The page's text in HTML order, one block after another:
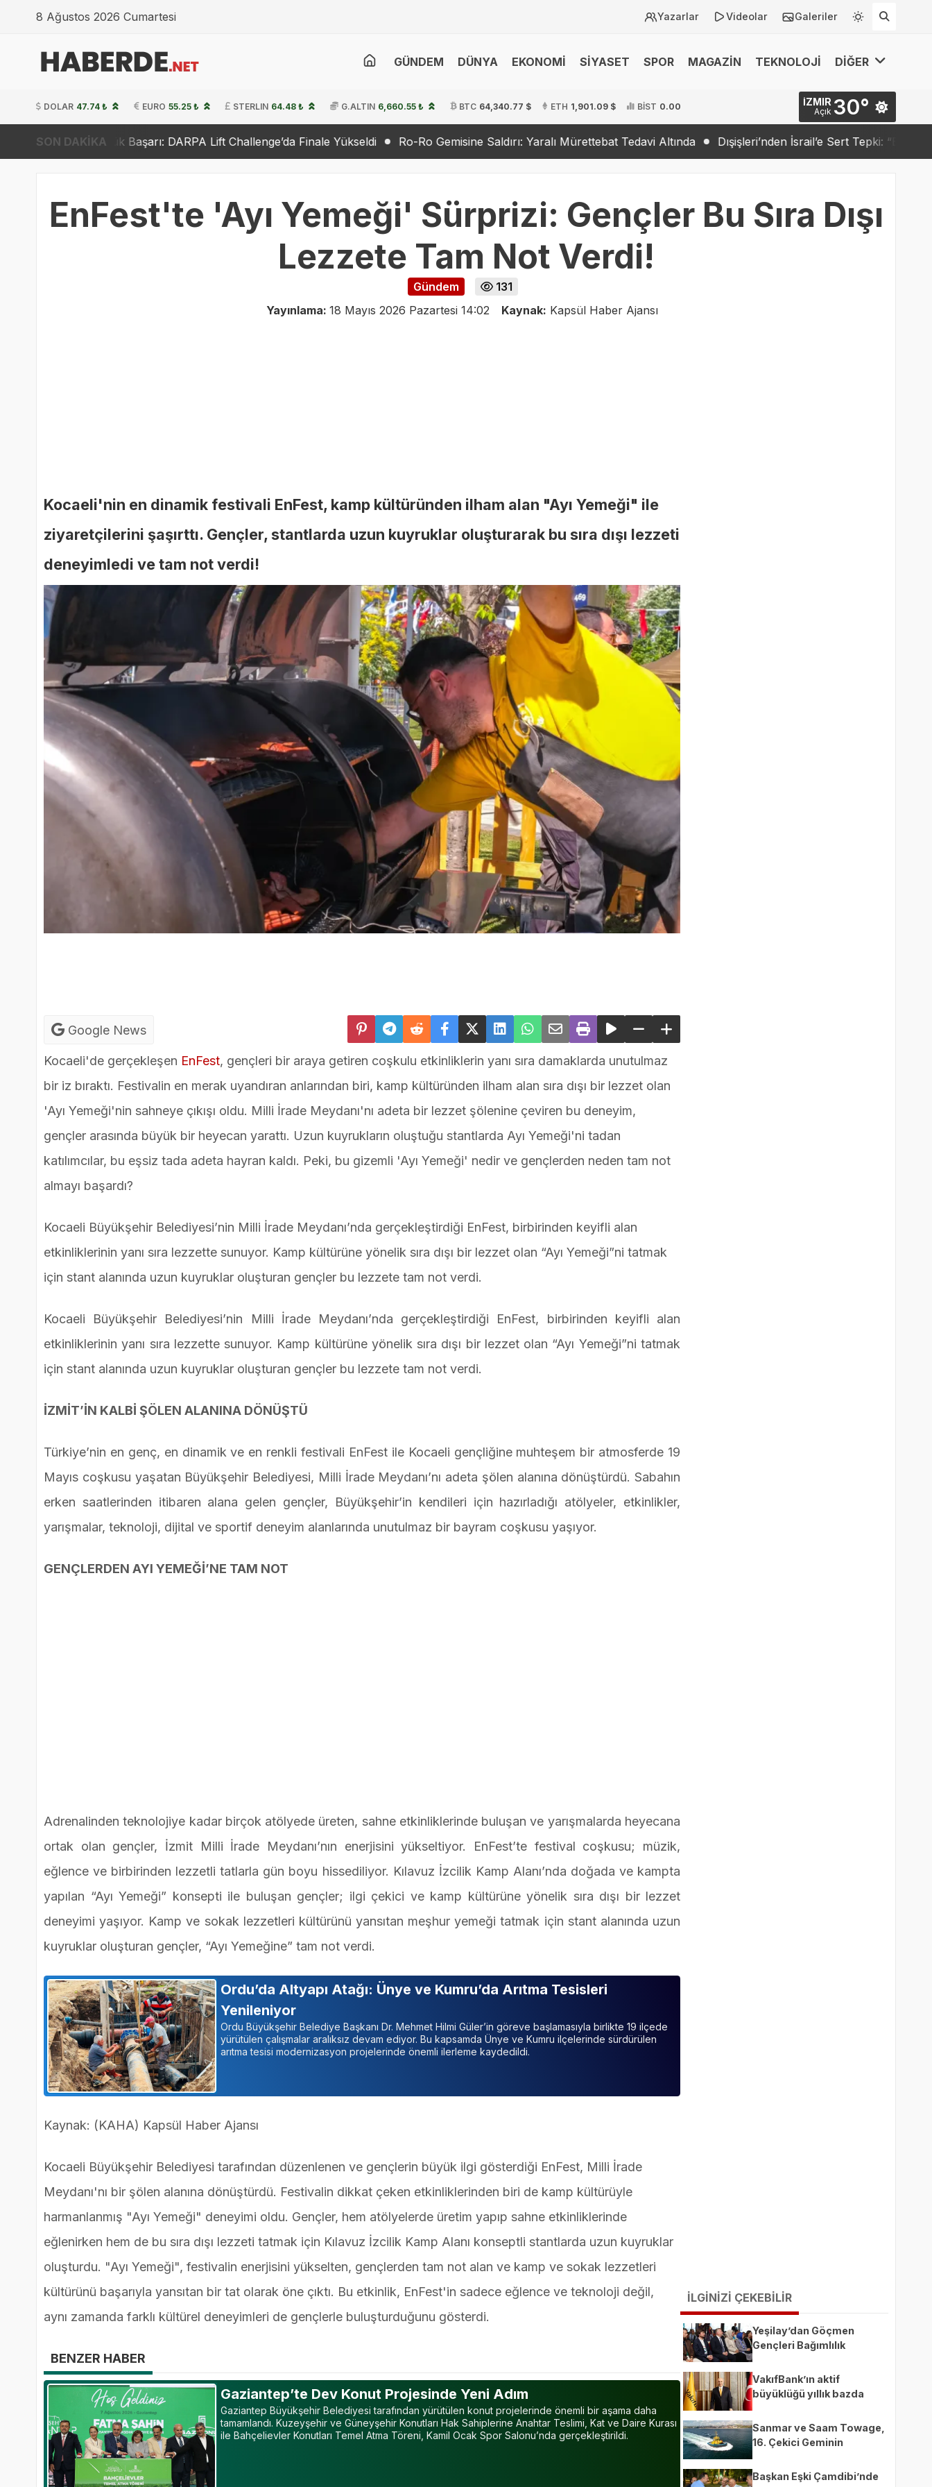
8 Ağustos 2026 Cumartesi Yazarlar Videolar Galeriler
GÜNDEM DÜNYA EKONOMİ SİYASET SPOR MAGAZİN TEKNOLOJİ DİĞER
DOLAR 47.74 ₺ EURO 55.25 ₺ STERLIN 64.48 ₺ G.ALTIN 6,660.55 ₺ BTC 64,340.77 $ ETH 1,901.09 $ BİST 0.00 İZMIR
Açık 30°
SON DAKİKA
Başarı: DARPA Lift Challenge’da Finale Yükseldi Ro-Ro Gemisine Saldırı: Yaralı Mürettebat Tedavi Altında Dışişleri’nden İsrail’e Sert Tepki: “Barış İradesi Yok”
EnFest'te 'Ayı Yemeği' Sürprizi: Gençler Bu Sıra Dışı
Lezzete Tam Not Verdi!
Gündem
131
Yayınlama: 18 Mayıs 2026 Pazartesi 14:02 Kaynak: Kapsül Haber Ajansı
Kocaeli'nin en dinamik festivali EnFest, kamp kültüründen ilham alan "Ayı Yemeği" ile
ziyaretçilerini şaşırttı. Gençler, stantlarda uzun kuyruklar oluşturarak bu sıra dışı lezzeti
deneyimledi ve tam not verdi!
Google News
Kocaeli'de gerçekleşen EnFest, gençleri bir araya getiren coşkulu etkinliklerin yanı sıra damaklarda unutulmaz
bir iz bıraktı. Festivalin en merak uyandıran anlarından biri, kamp kültüründen ilham alan sıra dışı bir lezzet olan
'Ayı Yemeği'nin sahneye çıkışı oldu. Milli İrade Meydanı'nı adeta bir lezzet şölenine çeviren bu deneyim,
gençler arasında büyük bir heyecan yarattı. Uzun kuyrukların oluştuğu stantlarda Ayı Yemeği'ni tadan
katılımcılar, bu eşsiz tada adeta hayran kaldı. Peki, bu gizemli 'Ayı Yemeği' nedir ve gençlerden neden tam not
almayı başardı?
Kocaeli Büyükşehir Belediyesi’nin Milli İrade Meydanı’nda gerçekleştirdiği EnFest, birbirinden keyifli alan
etkinliklerinin yanı sıra lezzette sunuyor. Kamp kültürüne yönelik sıra dışı bir lezzet olan “Ayı Yemeği”ni tatmak
için stant alanında uzun kuyruklar oluşturan gençler bu lezzete tam not verdi.
Kocaeli Büyükşehir Belediyesi’nin Milli İrade Meydanı’nda gerçekleştirdiği EnFest, birbirinden keyifli alan
etkinliklerinin yanı sıra lezzette sunuyor. Kamp kültürüne yönelik sıra dışı bir lezzet olan “Ayı Yemeği”ni tatmak
için stant alanında uzun kuyruklar oluşturan gençler bu lezzete tam not verdi.
İZMİT’İN KALBİ ŞÖLEN ALANINA DÖNÜŞTÜ
Türkiye’nin en genç, en dinamik ve en renkli festivali EnFest ile Kocaeli gençliğine muhteşem bir atmosferde 19
Mayıs coşkusu yaşatan Büyükşehir Belediyesi, Milli İrade Meydanı’nı adeta şölen alanına dönüştürdü. Sabahın
erken saatlerinden itibaren alana gelen gençler, Büyükşehir’in kendileri için hazırladığı atölyeler, etkinlikler,
yarışmalar, teknoloji, dijital ve sportif deneyim alanlarında unutulmaz bir bayram coşkusu yaşıyor.
GENÇLERDEN AYI YEMEĞİ’NE TAM NOT
Adrenalinden teknolojiye kadar birçok atölyede üreten, sahne etkinliklerinde buluşan ve yarışmalarda heyecana
ortak olan gençler, İzmit Milli İrade Meydanı’nın enerjisini yükseltiyor. EnFest’te festival coşkusu; müzik,
eğlence ve birbirinden lezzetli tatlarla gün boyu hissediliyor. Kılavuz İzcilik Kamp Alanı’nda doğada ve kampta
yapılan “Ayı Yemeği” konsepti ile buluşan gençler; ilgi çekici ve kamp kültürüne yönelik sıra dışı bir lezzet
deneyimi yaşıyor. Kamp ve sokak lezzetleri kültürünü yansıtan meşhur yemeği tatmak için stant alanında uzun
kuyruklar oluşturan gençler, “Ayı Yemeğine” tam not verdi.
Ordu’da Altyapı Atağı: Ünye ve Kumru’da Arıtma Tesisleri
Yenileniyor
Ordu Büyükşehir Belediye Başkanı Dr. Mehmet Hilmi Güler’in göreve başlamasıyla birlikte 19 ilçede
yürütülen çalışmalar aralıksız devam ediyor. Bu kapsamda Ünye ve Kumru ilçelerinde sürdürülen
arıtma tesisi modernizasyon projelerinde önemli ilerleme kaydedildi.
Kaynak: (KAHA) Kapsül Haber Ajansı
Kocaeli Büyükşehir Belediyesi tarafından düzenlenen ve gençlerin büyük ilgi gösterdiği EnFest, Milli İrade
Meydanı'nı bir şölen alanına dönüştürdü. Festivalin dikkat çeken etkinliklerinden biri de kamp kültürüyle
harmanlanmış "Ayı Yemeği" deneyimi oldu. Gençler, hem atölyelerde üretim yapıp sahne etkinliklerinde
eğlenirken hem de bu sıra dışı lezzeti tatmak için Kılavuz İzcilik Kamp Alanı konseptli stantlarda uzun kuyruklar
oluşturdu. "Ayı Yemeği", festivalin enerjisini yükselten, gençlerden tam not alan ve kamp ve sokak lezzetleri
kültürünü başarıyla yansıtan bir tat olarak öne çıktı. Bu etkinlik, EnFest'in sadece eğlence ve teknoloji değil,
aynı zamanda farklı kültürel deneyimleri de gençlerle buluşturduğunu gösterdi.
BENZER HABER
Gaziantep’te Dev Konut Projesinde Yeni Adım
Gaziantep Büyükşehir Belediyesi tarafından yürütülen konut projelerinde önemli bir aşama daha
tamamlandı. Kuzeyşehir ve Güneyşehir Konutları Hak Sahiplerine Anahtar Teslimi, Kat ve Daire Kurası
ile Bahçelievler Konutları Temel Atma Töreni, Kamil Ocak Spor Salonu’nda gerçekleştirildi.
İLGİNİZİ ÇEKEBİLİR
Yeşilay’dan Göçmen
Gençleri Bağımlılık
Uluslararası Model
VakıfBank’ın aktif
büyüklüğü yıllık bazda
trilyon TL’yi aştı
Sanmar ve Saam Towage,
16. Çekici Geminin
Güçlendirdi
Başkan Eşki Çamdibi’nde